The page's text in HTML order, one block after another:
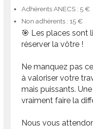
Adhérents ANECS : 5 €
Non adhérents : 15 €
🎯 Les places sont
réserver la vôtre !
Ne manquez pas
à valoriser votre
mais puissants.
vraiment faire la
Nous vous